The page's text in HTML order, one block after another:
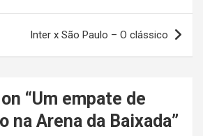
Inter x São Paulo – O clássico
“Um empate de
na Arena da Baixada”